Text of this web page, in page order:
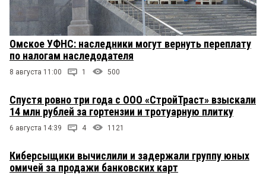
Омское УФНС: наследники могут вернуть переплату
по налогам наследодателя
8 августа 11:00 1 500
Спустя ровно три года с ООО «СтройТраст» взыскали
14 млн рублей за гортензии и тротуарную плитку
6 августа 14:39 4 1121
Киберсыщики вычислили и задержали группу юных
омичей за продажи банковских карт